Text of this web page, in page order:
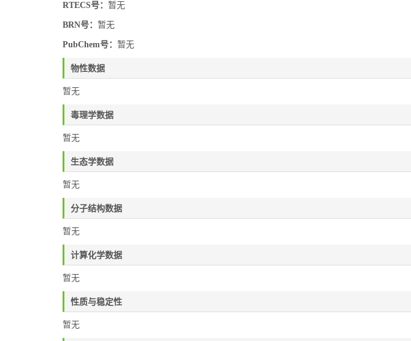
RTECS号： 暂无
BRN号： 暂无
PubChem号： 暂无
物性数据
暂无
毒理学数据
暂无
生态学数据
暂无
分子结构数据
暂无
计算化学数据
暂无
性质与稳定性
暂无